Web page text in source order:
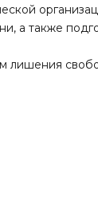
а также
лишения